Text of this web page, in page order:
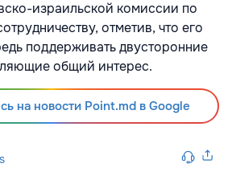
израильской комиссии по
отметив, что его
поддерживать двусторонние
общий интерес.
на новости Point.md в Google